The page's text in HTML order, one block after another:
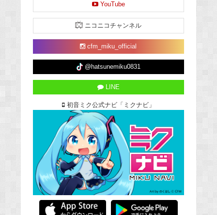
YouTube
ニコニコチャンネル
cfm_miku_official
@hatsunemiku0831
LINE
初音ミク公式ナビ「ミクナビ」